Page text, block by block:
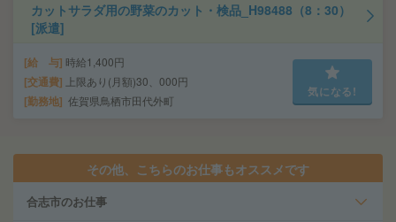
カットサラダ用の野菜のカット・検品_H98488（8：30）
[派遣]
給 与 時給1,400円
交通費 上限あり(月額)30、000円
勤務地 佐賀県鳥栖市田代外町
気になる!
その他、こちらのお仕事もオススメです
合志市のお仕事